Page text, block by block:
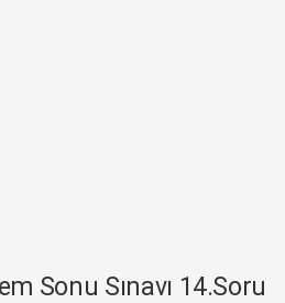
Sonu Sınavı 14.Soru